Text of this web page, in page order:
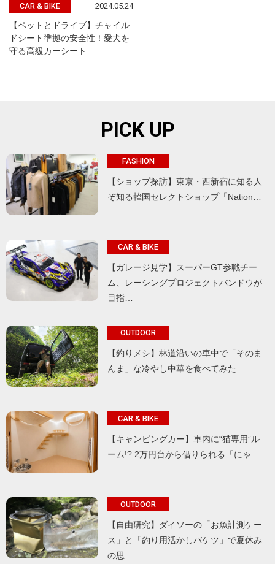
CAR & BIKE 2024.05.24
【ペットとドライブ】チャイル
ドシート準拠の安全性！愛犬を
守る高級カーシート
PICK UP
FASHION
【ショップ探訪】東京・西新宿に知る人
ぞ知る韓国セレクトショップ「Nation…
CAR & BIKE
【ガレージ見学】スーパーGT参戦チー
ム、レーシングプロジェクトバンドウが
目指…
OUTDOOR
【釣りメシ】林道沿いの車中で「そのま
んま」な冷やし中華を食べてみた
CAR & BIKE
【キャンピングカー】車内に“猫専用”ル
ーム!? 2万円台から借りられる「にゃ…
OUTDOOR
【自由研究】ダイソーの「お魚計測ケー
ス」と「釣り用活かしバケツ」で夏休み
の思…